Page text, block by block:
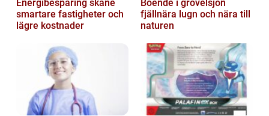
Energibesparing skåne
smartare fastigheter och
lägre kostnader
Boende i grövelsjön
fjällnära lugn och nära till
naturen